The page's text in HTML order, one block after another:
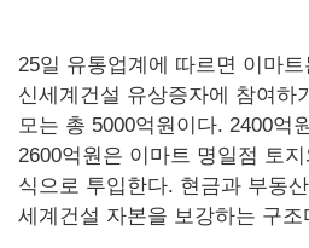
25일 유통업계에 따르면 이마
신세계건설 유상증자에 참여하
모는 총 5000억원이다. 2400억
2600억원은 이마트 명일점 토
식으로 투입한다. 현금과 부동
세계건설 자본을 보강하는 구조